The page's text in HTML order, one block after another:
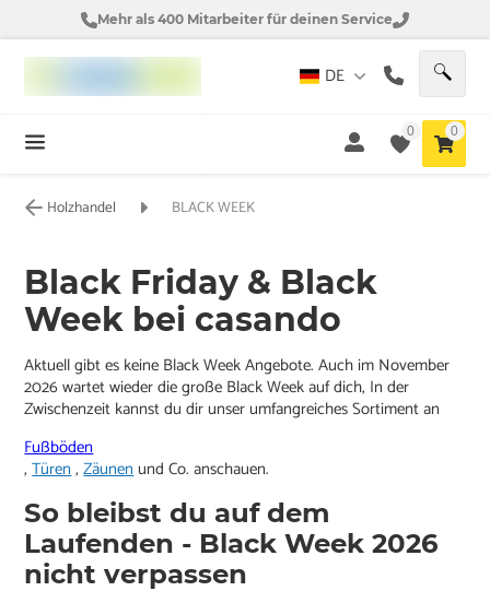
Mehr als 400 Mitarbeiter für deinen Service
DE
0 0
Holzhandel BLACK WEEK
Black Friday & Black
Week bei casando
Aktuell gibt es keine Black Week Angebote. Auch im November
2026 wartet wieder die große Black Week auf dich, In der
Zwischenzeit kannst du dir unser umfangreiches Sortiment an
Fußböden
,Türen,Zäunenund Co. anschauen.
So bleibst du auf dem
Laufenden - Black Week 2026
nicht verpassen